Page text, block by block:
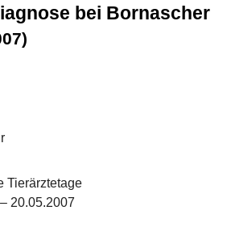
bei Bornascher
Tierärztetage
20.05.2007